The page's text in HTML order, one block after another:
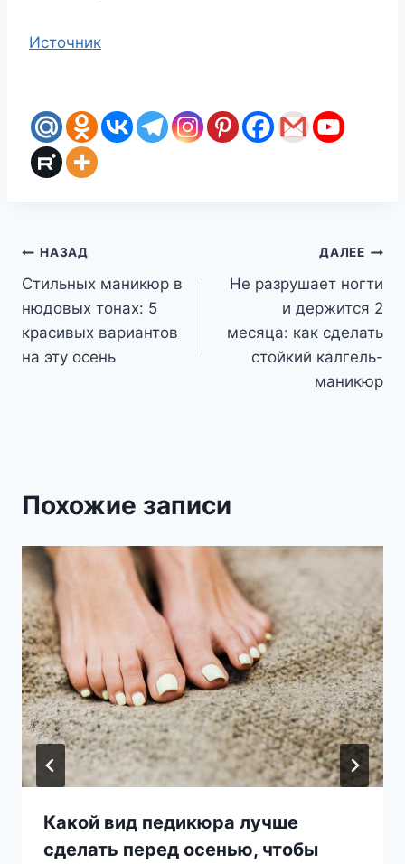
Источник
Навигация
по
записям
НАЗАД
Стильных маникюр в
нюдовых тонах: 5
красивых вариантов
на эту осень
ДАЛЕЕ
Не разрушает ногти
и держится 2
месяца: как сделать
стойкий калгель-
маникюр
Похожие записи
Какой вид педикюра лучше
сделать перед осенью, чтобы